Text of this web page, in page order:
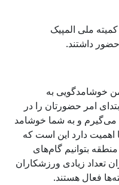
ملی المپیک
داشتند.
به
امر حضورتان را در
و به شما خوشامد
دارد این است که
بتوانیم گام‌های
تعداد زیادی ورزشکاران
فعال هستند.